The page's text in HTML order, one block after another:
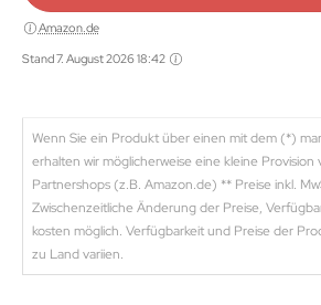
Amazon.de
Stand 7. August 2026 18:42
Wenn Sie ein Produkt über einen mit dem (*)
erhalten wir möglicherweise eine kleine Provision
Partnershops (z.B. Amazon.de) ** Preise inkl.
Zwischenzeitliche Änderung der Preise,
kosten möglich. Verfügbarkeit und Preise der
zu Land variien.